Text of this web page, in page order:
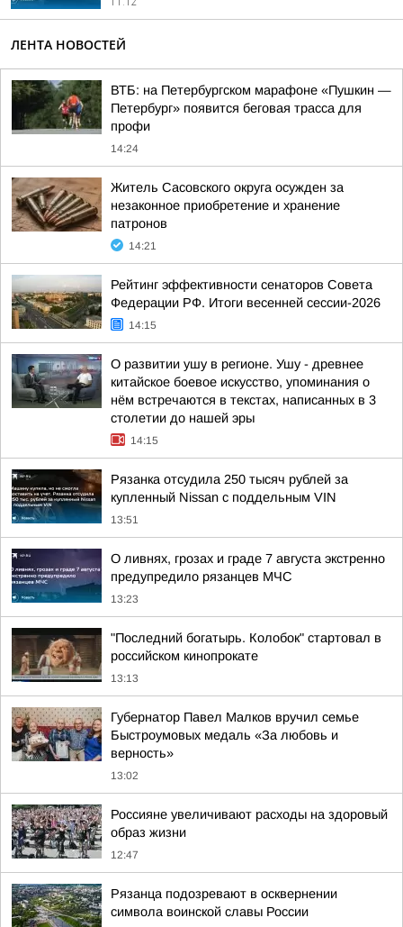
ЛЕНТА НОВОСТЕЙ
ВТБ: на Петербургском марафоне «Пушкин —
Петербург» появится беговая трасса для
профи
14:24
Житель Сасовского округа осужден за
незаконное приобретение и хранение
патронов
14:21
Рейтинг эффективности сенаторов Совета
Федерации РФ. Итоги весенней сессии-2026
14:15
О развитии ушу в регионе. Ушу - древнее
китайское боевое искусство, упоминания о
нём встречаются в текстах, написанных в 3
столетии до нашей эры
14:15
Рязанка отсудила 250 тысяч рублей за
купленный Nissan с поддельным VIN
13:51
О ливнях, грозах и граде 7 августа экстренно
предупредило рязанцев МЧС
13:23
"Последний богатырь. Колобок" стартовал в
российском кинопрокате
13:13
Губернатор Павел Малков вручил семье
Быстроумовых медаль «За любовь и
верность»
13:02
Россияне увеличивают расходы на здоровый
образ жизни
12:47
Рязанца подозревают в осквернении
символа воинской славы России